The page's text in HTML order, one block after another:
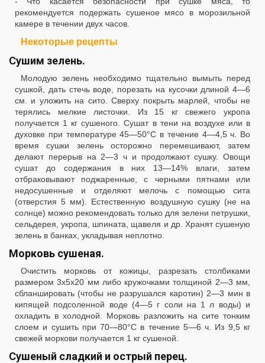
рекомендуется подержать сушеное мясо в морозильной
камере в течении двух часов.
Некоторые рецепты
Сушим зелень.
Молодую зелень необходимо тщательно вымыть перед
сушкой, дать стечь воде, порезать на кусочки длиной 4—6
см. и уложить на сито. Сверху покрыть марлей, чтобы не
терялись мелкие листочки. Из 15 кг свежего укропа
получается 1 кг сушеного. Сушат в тени на воздухе или в
духовке при температуре 45—50°С в течение 4—4,5 ч. Во
время сушки зелень осторожно перемешивают, затем
делают перерыв на 2—3 ч и продолжают сушку. Овощи
сушат до содержания в них 13—14% влаги, затем
отбраковывают поджаренные, с черными пятнами или
недосушенные и отделяют мелочь с помощью сита
(отверстия 5 мм). Естественную воздушную сушку (не на
солнце) можно рекомендовать только для зелени петрушки,
сельдерея, укропа, шпината, щавеля и др. Хранят сушеную
зелень в банках, укладывая неплотно.
Морковь сушеная.
Очистить морковь от кожицы, разрезать столбиками
размером 3x5x20 мм либо кружочками толщиной 2—3 мм,
сбланшировать (чтобы не разрушался каротин) 2—3 мин в
кипящей подсоленной воде (4—5 г соли на 1 л воды) и
охладить в холодной. Морковь разложить на сите тонким
слоем и сушить при 70—80°С в течение 5—6 ч. Из 9,5 кг
свежей моркови получается 1 кг сушеной.
Сушеный сладкий и острый перец.